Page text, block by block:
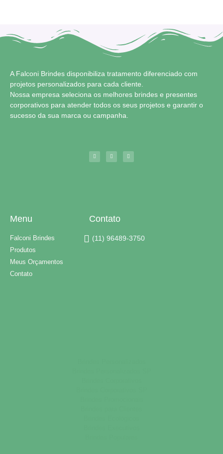
A Falconi Brindes disponibiliza tratamento diferenciado com
projetos personalizados para cada cliente.
Nossa empresa seleciona os melhores brindes e presentes
corporativos para atender todos os seus projetos e garantir o
sucesso da sua marca ou campanha.
Menu
Falconi Brindes
Produtos
Meus Orçamentos
Contato
Contato
(11) 96489-3750